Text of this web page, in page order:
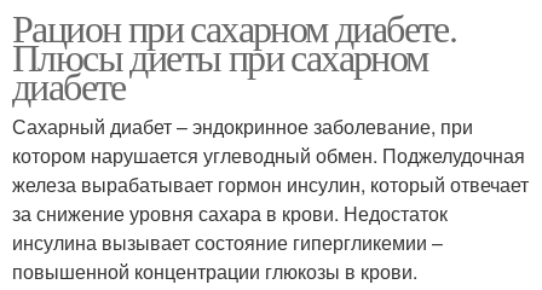
Рацион при сахарном диабете.
Плюсы диеты при сахарном
диабете
Сахарный диабет – эндокринное заболевание, при
котором нарушается углеводный обмен. Поджелудочная
железа вырабатывает гормон инсулин, который отвечает
за снижение уровня сахара в крови. Недостаток
инсулина вызывает состояние гипергликемии –
повышенной концентрации глюкозы в крови.